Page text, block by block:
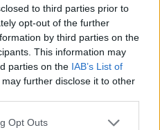
to third parties prior to
opt-out of the further
by third parties on the
This information may
parties on the IAB’s List of
may further disclose it to other
Opt Outs